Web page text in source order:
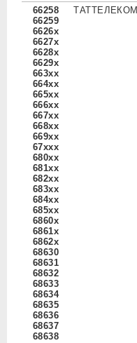
66258
66259
6626x
6627x
6628x
6629x
663xx
664xx
665xx
666xx
667xx
668xx
669xx
67xxx
680xx
681xx
682xx
683xx
684xx
685xx
6860x
6861x
6862x
68630
68631
68632
68633
68634
68635
68636
68637
68638
ТАТТЕЛЕКОМ